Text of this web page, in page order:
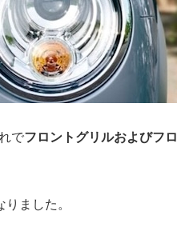
でフロントグリルおよびフロ
ました。